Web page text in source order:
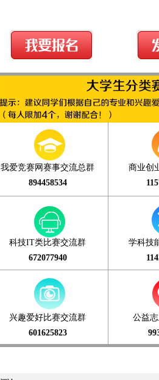
我爱竞赛网赛事交流总群
894458534
商业创
科技IT类比赛交流群
672077940
学科技
兴趣爱好比赛交流群
601625823
公益